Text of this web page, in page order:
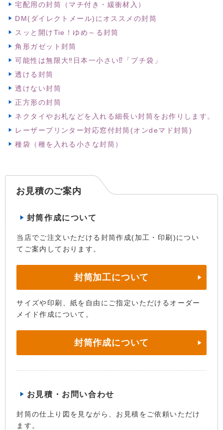
宅配用の封筒（マチ付き・緩衝材入）
DM(ダイレクトメール)にオススメの封筒
スッと開けTie！ゆめ～る封筒
角形ガゼット封筒
可能性は無限大‼日本一小さい⁉「プチ袋」
透ける封筒
透けない封筒
正方形の封筒
ネクタイやお札などを入れる細長い封筒をお作りします。
レーザープリンター対応窓付封筒(オンdeマド封筒)
種袋（種を入れる小さな封筒）
お見積のご案内
封筒作成について
当店でご注文いただける封筒作成(加工・印刷)につい
てご案内しております。
封筒加工について
サイズや印刷、紙を自由にご指定いただけるオーダー
メイド作成について。
封筒作成について
お見積・お問い合わせ
封筒の仕上り図を見ながら、お見積をご依頼いただけ
ます。